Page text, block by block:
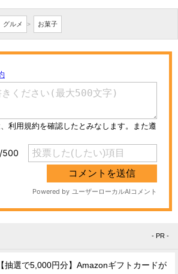
グルメ > お菓子
- PR -
【抽選で5,000円分】Amazonギフトカードが